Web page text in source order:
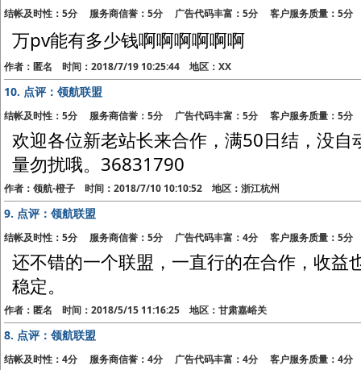
结帐及时性：5分 服务商信誉：5分 广告代码丰富：5分 客户服务质量：5分
万pv能有多少钱啊啊啊啊啊啊
作者：匿名 时间：2018/7/19 10:25:44 地区：XX
10. 点评：领航联盟
结帐及时性：5分 服务商信誉：5分 广告代码丰富：5分 客户服务质量：5分
欢迎各位新老站长来合作，满50日结，没
量勿扰哦。36831790
作者：领航-橙子 时间：2018/7/10 10:10:52 地区：浙江杭州
9. 点评：领航联盟
结帐及时性：5分 服务商信誉：5分 广告代码丰富：4分 客户服务质量：5分
还不错的一个联盟，一直行的在合作，收益
稳定。
作者：匿名 时间：2018/5/15 11:16:25 地区：甘肃嘉峪关
8. 点评：领航联盟
结帐及时性：4分 服务商信誉：4分 广告代码丰富：4分 客户服务质量：4分